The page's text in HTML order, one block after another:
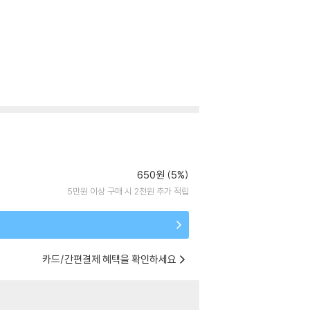
650원 (5%)
5만원 이상 구매 시 2천원 추가 적립
카드/간편결제 혜택을 확인하세요